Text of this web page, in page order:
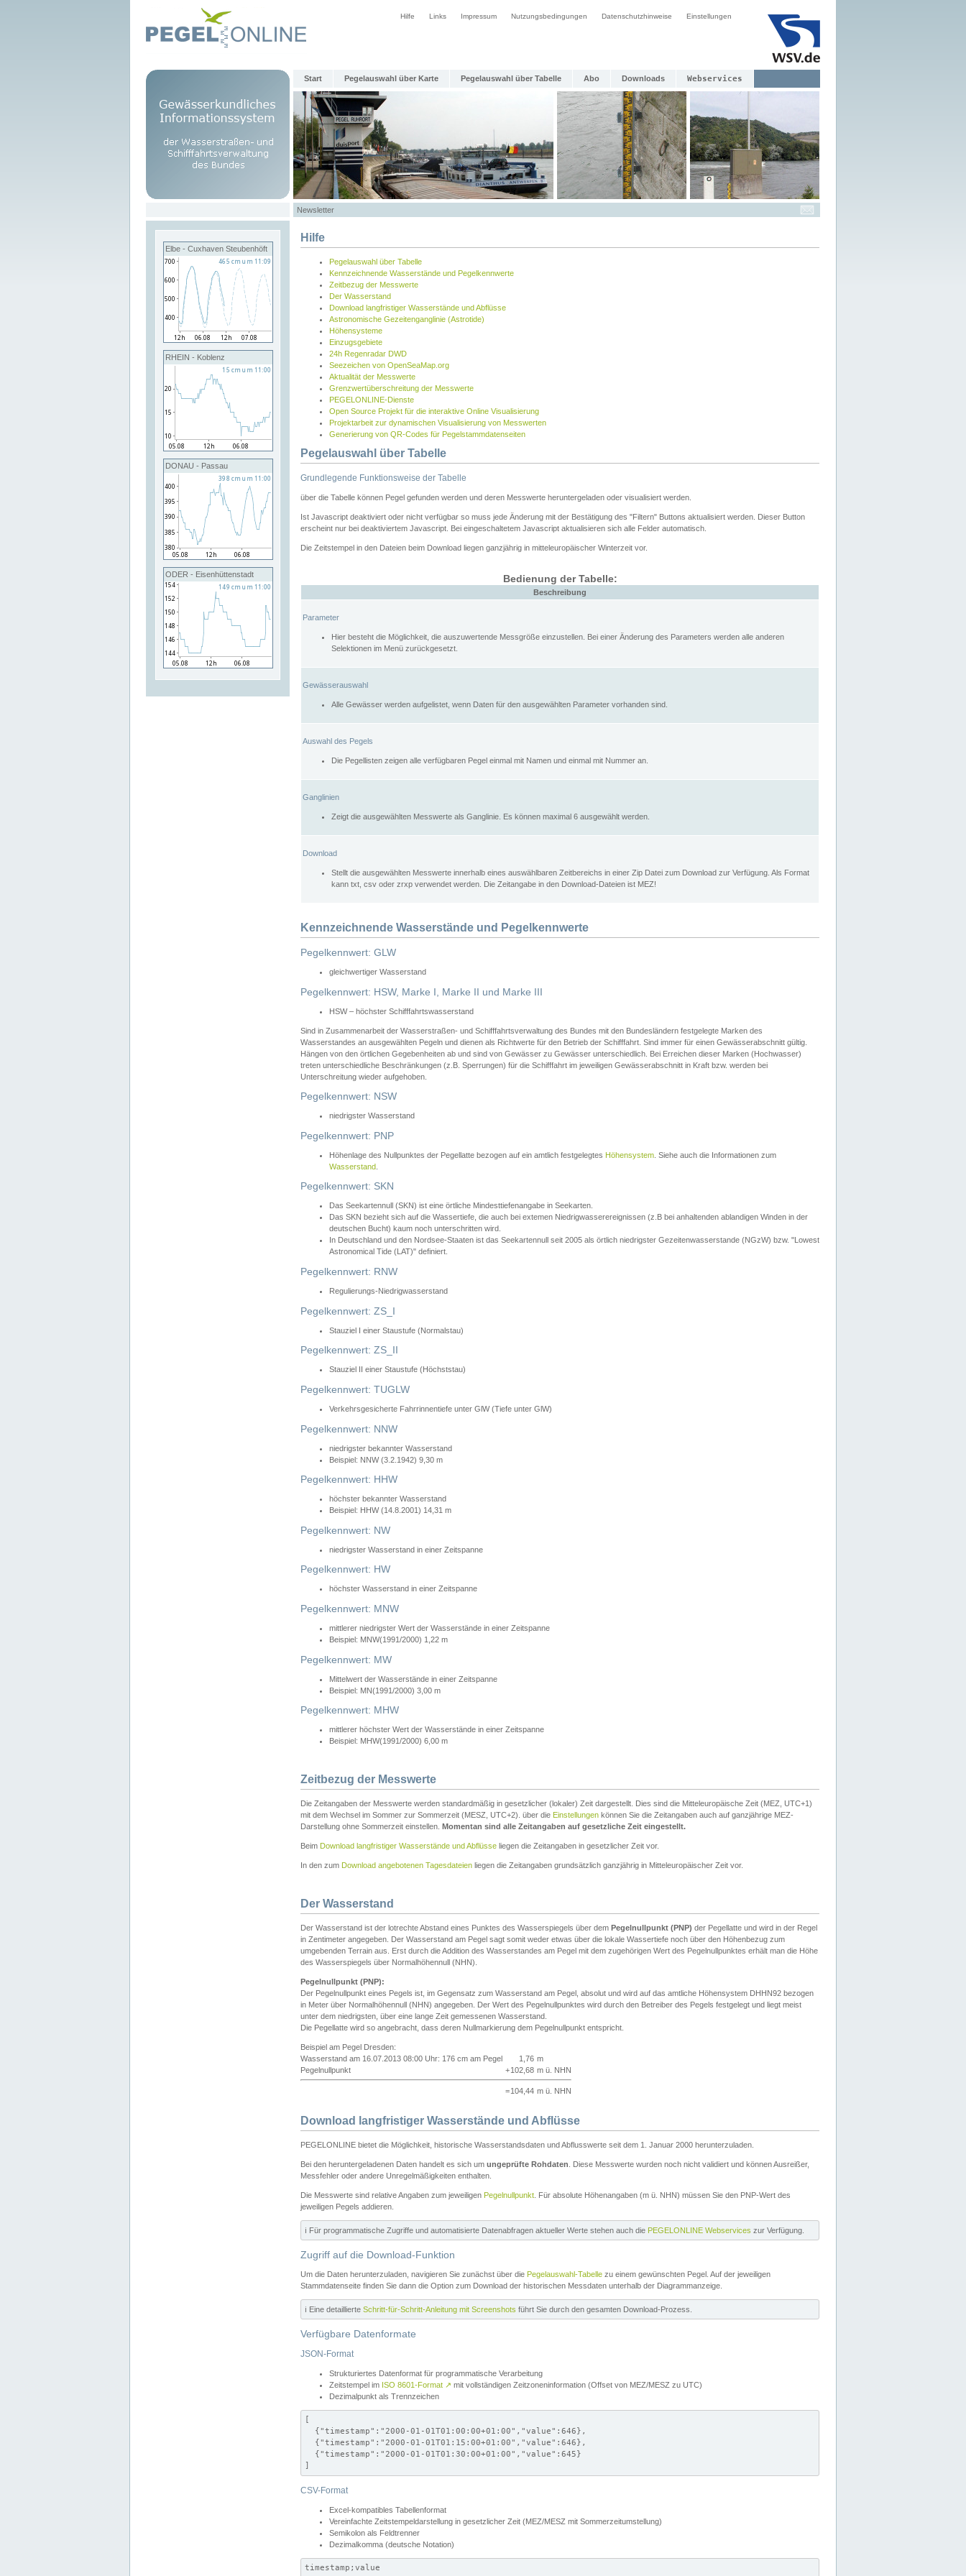
Hilfe Links Impressum Nutzungsbedingungen Datenschutzhinweise Einstellungen
Start Pegelauswahl über Karte Pegelauswahl über Tabelle Abo Downloads Webservices
Newsletter
Elbe - Cuxhaven Steubenhöft
RHEIN - Koblenz
DONAU - Passau
ODER - Eisenhüttenstadt
Hilfe
Pegelauswahl über Tabelle
Kennzeichnende Wasserstände und Pegelkennwerte
Zeitbezug der Messwerte
Der Wasserstand
Download langfristiger Wasserstände und Abflüsse
Astronomische Gezeitenganglinie (Astrotide)
Höhensysteme
Einzugsgebiete
24h Regenradar DWD
Seezeichen von OpenSeaMap.org
Aktualität der Messwerte
Grenzwertüberschreitung der Messwerte
PEGELONLINE-Dienste
Open Source Projekt für die interaktive Online Visualisierung
Projektarbeit zur dynamischen Visualisierung von Messwerten
Generierung von QR-Codes für Pegelstammdatenseiten
Pegelauswahl über Tabelle
Grundlegende Funktionsweise der Tabelle
über die Tabelle können Pegel gefunden werden und deren Messwerte heruntergeladen oder visualisiert werden.
Ist Javascript deaktiviert oder nicht verfügbar so muss jede Änderung mit der Bestätigung des "Filtern" Buttons aktualisiert werden. Dieser Button
erscheint nur bei deaktiviertem Javascript. Bei eingeschaltetem Javascript aktualisieren sich alle Felder automatisch.
Die Zeitstempel in den Dateien beim Download liegen ganzjährig in mitteleuropäischer Winterzeit vor.
Bedienung der Tabelle:
Beschreibung
Parameter
Hier besteht die Möglichkeit, die auszuwertende Messgröße einzustellen. Bei einer Änderung des Parameters werden alle anderen
Selektionen im Menü zurückgesetzt.
Gewässerauswahl
Alle Gewässer werden aufgelistet, wenn Daten für den ausgewählten Parameter vorhanden sind.
Auswahl des Pegels
Die Pegellisten zeigen alle verfügbaren Pegel einmal mit Namen und einmal mit Nummer an.
Ganglinien
Zeigt die ausgewählten Messwerte als Ganglinie. Es können maximal 6 ausgewählt werden.
Download
Stellt die ausgewählten Messwerte innerhalb eines auswählbaren Zeitbereichs in einer Zip Datei zum Download zur Verfügung. Als Format
kann txt, csv oder zrxp verwendet werden. Die Zeitangabe in den Download-Dateien ist MEZ!
Kennzeichnende Wasserstände und Pegelkennwerte
Pegelkennwert: GLW
gleichwertiger Wasserstand
Pegelkennwert: HSW, Marke I, Marke II und Marke III
HSW – höchster Schifffahrtswasserstand
Sind in Zusammenarbeit der Wasserstraßen- und Schifffahrtsverwaltung des Bundes mit den Bundesländern festgelegte Marken des
Wasserstandes an ausgewählten Pegeln und dienen als Richtwerte für den Betrieb der Schifffahrt. Sind immer für einen Gewässerabschnitt gültig.
Hängen von den örtlichen Gegebenheiten ab und sind von Gewässer zu Gewässer unterschiedlich. Bei Erreichen dieser Marken (Hochwasser)
treten unterschiedliche Beschränkungen (z.B. Sperrungen) für die Schifffahrt im jeweiligen Gewässerabschnitt in Kraft bzw. werden bei
Unterschreitung wieder aufgehoben.
Pegelkennwert: NSW
niedrigster Wasserstand
Pegelkennwert: PNP
Höhenlage des Nullpunktes der Pegellatte bezogen auf ein amtlich festgelegtes Höhensystem . Siehe auch die Informationen zum
Wasserstand
Pegelkennwert: SKN
Das Seekartennull (SKN) ist eine örtliche Mindesttiefenangabe in Seekarten.
Das SKN bezieht sich auf die Wassertiefe, die auch bei extemen Niedrigwasserereignissen (z.B bei anhaltenden ablandigen Winden in der
deutschen Bucht) kaum noch unterschritten wird.
In Deutschland und den Nordsee-Staaten ist das Seekartennull seit 2005 als örtlich niedrigster Gezeitenwasserstande (NGzW) bzw. "Lowest
Astronomical Tide (LAT)" definiert.
Pegelkennwert: RNW
Regulierungs-Niedrigwasserstand
Pegelkennwert: ZS_I
Stauziel I einer Staustufe (Normalstau)
Pegelkennwert: ZS_II
Stauziel II einer Staustufe (Höchststau)
Pegelkennwert: TUGLW
Verkehrsgesicherte Fahrrinnentiefe unter GlW (Tiefe unter GlW)
Pegelkennwert: NNW
niedrigster bekannter Wasserstand
Beispiel: NNW (3.2.1942) 9,30 m
Pegelkennwert: HHW
höchster bekannter Wasserstand
Beispiel: HHW (14.8.2001) 14,31 m
Pegelkennwert: NW
niedrigster Wasserstand in einer Zeitspanne
Pegelkennwert: HW
höchster Wasserstand in einer Zeitspanne
Pegelkennwert: MNW
mittlerer niedrigster Wert der Wasserstände in einer Zeitspanne
Beispiel: MNW(1991/2000) 1,22 m
Pegelkennwert: MW
Mittelwert der Wasserstände in einer Zeitspanne
Beispiel: MN(1991/2000) 3,00 m
Pegelkennwert: MHW
mittlerer höchster Wert der Wasserstände in einer Zeitspanne
Beispiel: MHW(1991/2000) 6,00 m
Zeitbezug der Messwerte
Die Zeitangaben der Messwerte werden standardmäßig in gesetzlicher (lokaler) Zeit dargestellt. Dies sind die Mitteleuropäische Zeit (MEZ, UTC+1)
mit dem Wechsel im Sommer zur Sommerzeit (MESZ, UTC+2). über die Einstellungen können Sie die Zeitangaben auch auf ganzjährige MEZ-
Darstellung ohne Sommerzeit einstellen. Momentan sind alle Zeitangaben auf gesetzliche Zeit eingestellt.
Beim Download langfristiger Wasserstände und Abflüsse liegen die Zeitangaben in gesetzlicher Zeit vor.
In den zum Download angebotenen Tagesdateien liegen die Zeitangaben grundsätzlich ganzjährig in Mitteleuropäischer Zeit vor.
Der Wasserstand
Der Wasserstand ist der lotrechte Abstand eines Punktes des Wasserspiegels über dem Pegelnullpunkt (PNP) der Pegellatte und wird in der Regel
in Zentimeter angegeben. Der Wasserstand am Pegel sagt somit weder etwas über die lokale Wassertiefe noch über den Höhenbezug zum
umgebenden Terrain aus. Erst durch die Addition des Wasserstandes am Pegel mit dem zugehörigen Wert des Pegelnullpunktes erhält man die Höhe
des Wasserspiegels über Normalhöhennull (NHN).
Pegelnullpunkt (PNP):
Der Pegelnullpunkt eines Pegels ist, im Gegensatz zum Wasserstand am Pegel, absolut und wird auf das amtliche Höhensystem DHHN92 bezogen
in Meter über Normalhöhennull (NHN) angegeben. Der Wert des Pegelnullpunktes wird durch den Betreiber des Pegels festgelegt und liegt meist
unter dem niedrigsten, über eine lange Zeit gemessenen Wasserstand.
Die Pegellatte wird so angebracht, dass deren Nullmarkierung dem Pegelnullpunkt entspricht.
Beispiel am Pegel Dresden:
Wasserstand am 16.07.2013 08:00 Uhr: 176 cm am Pegel
1,76 m
Pegelnullpunkt
+102,68 m ü. NHN
=104,44 m ü. NHN
Download langfristiger Wasserstände und Abflüsse
PEGELONLINE bietet die Möglichkeit, historische Wasserstandsdaten und Abflusswerte seit dem 1. Januar 2000 herunterzuladen.
Bei den heruntergeladenen Daten handelt es sich um ungeprüfte Rohdaten . Diese Messwerte wurden noch nicht validiert und können Ausreißer,
Messfehler oder andere Unregelmäßigkeiten enthalten.
Die Messwerte sind relative Angaben zum jeweiligen Pegelnullpunkt . Für absolute Höhenangaben (m ü. NHN) müssen Sie den PNP-Wert des
jeweiligen Pegels addieren.
ℹ️ Für programmatische Zugriffe und automatisierte Datenabfragen aktueller Werte stehen auch die PEGELONLINE Webservices zur Verfügung.
Zugriff auf die Download-Funktion
Um die Daten herunterzuladen, navigieren Sie zunächst über die Pegelauswahl-Tabelle zu einem gewünschten Pegel. Auf der jeweiligen
Stammdatenseite finden Sie dann die Option zum Download der historischen Messdaten unterhalb der Diagrammanzeige.
ℹ️ Eine detaillierte Schritt-für-Schritt-Anleitung mit Screenshots führt Sie durch den gesamten Download-Prozess.
Verfügbare Datenformate
JSON-Format
Strukturiertes Datenformat für programmatische Verarbeitung
Zeitstempel im ISO 8601-Format ↗ mit vollständigen Zeitzoneninformation (Offset von MEZ/MESZ zu UTC)
Dezimalpunkt als Trennzeichen
[
  {"timestamp":"2000-01-01T01:00:00+01:00","value":646},
  {"timestamp":"2000-01-01T01:15:00+01:00","value":646},
  {"timestamp":"2000-01-01T01:30:00+01:00","value":645}
]
CSV-Format
Excel-kompatibles Tabellenformat
Vereinfachte Zeitstempeldarstellung in gesetzlicher Zeit (MEZ/MESZ mit Sommerzeitumstellung)
Semikolon als Feldtrenner
Dezimalkomma (deutsche Notation)
timestamp;value